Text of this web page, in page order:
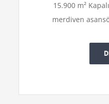
15.900 m²
merdiven